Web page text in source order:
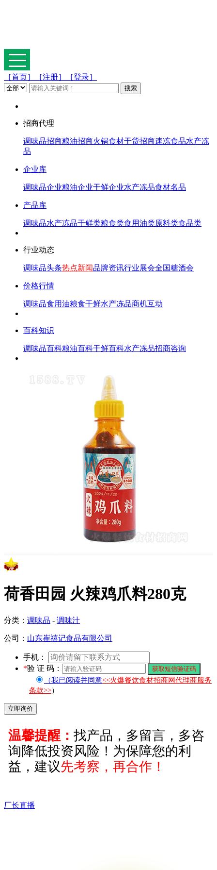
［首页］ ［注册］ ［登录］
招商代理
调味品招商粮油招商火锅食材干货招商速冻食品水产冻
品
企业库
调味品企业粮油企业干鲜企业水产冻品食材名品
产品库
调味品水产冻品干鲜类粮食类食用油类原料类食品类
行业动态
调味品头条热点新闻品牌资讯行业展会全国糖酒会
价格行情
调味品食用油粮食干鲜水产冻品商机互动
百科知识
调味品百科粮油百科干鲜百科水产冻品招商咨询
荷香田园 火辣鸡爪料280克
分类： 调味品 - 调味汁
公司： 山东崔禧记食品有限公司
手机：
*验 证 码：
（我已阅读并同意<<火爆餐饮食材招商网代理商服务
条款>>）
温馨提醒： 找产品，多留言，多咨
询降低投资风险！为保障您的利
益，建议先考察，再合作！
厂长直播